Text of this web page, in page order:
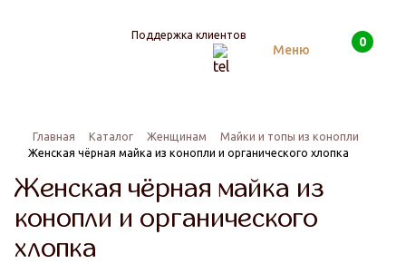
Поддержка клиентов
Меню
Поиск 0
Главная Каталог Женщинам
Майки и топы из конопли
Женская чёрная майка из конопли и органического хлопка
Женская чёрная майка из
конопли и органического
хлопка